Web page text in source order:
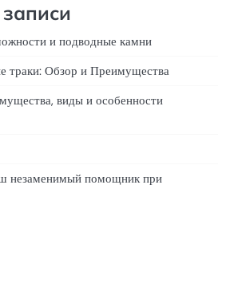
и подводные камни
траки: Обзор и Преимущества
виды и особенности
незаменимый помощник при